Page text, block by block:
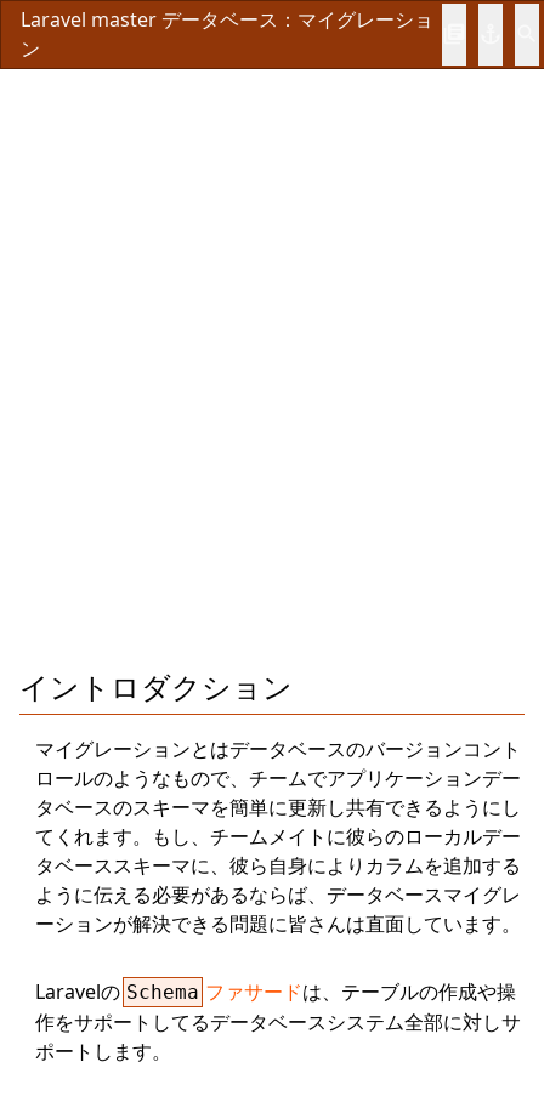
Laravel master データベース：マイグレーショ
ン
イントロダクション
マイグレーションとはデータベースのバージョンコント
ロールのようなもので、チームでアプリケーションデー
タベースのスキーマを簡単に更新し共有できるようにし
てくれます。もし、チームメイトに彼らのローカルデー
タベーススキーマに、彼ら自身によりカラムを追加する
ように伝える必要があるならば、データベースマイグレ
ーションが解決できる問題に皆さんは直面しています。
Laravelの Schema ファサードは、テーブルの作成や操
作をサポートしてるデータベースシステム全部に対しサ
ポートします。